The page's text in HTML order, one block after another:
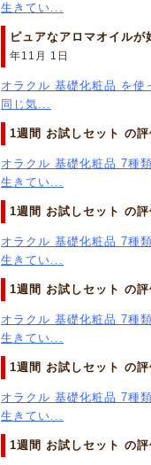
生きてい...
ピュアなアロマオイル
年11月 1日
オラクル 基礎化粧品 を使
同じ気...
1週間 お試しセット の
オラクル 基礎化粧品 7種
生きてい...
1週間 お試しセット の
オラクル 基礎化粧品 7種
生きてい...
1週間 お試しセット の
オラクル 基礎化粧品 7種
生きてい...
1週間 お試しセット の
オラクル 基礎化粧品 7種
生きてい...
1週間 お試しセット の